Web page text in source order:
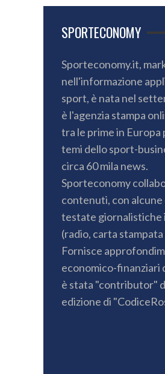
SPORTECONOMY
Sporteconomy.it,
nell'informazione
sport, è nata nel
è l'agenzia stampa
tra le prime in
temi dello sport-
circa 60 mila news.
Sporteconomy
contenuti, con
testate giornalistiche
(radio, carta stampata
Fornisce
economico-finanziari
è stata "contributor"
edizione di